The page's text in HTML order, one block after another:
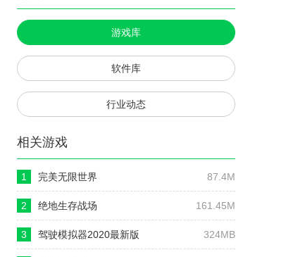
游戏库
软件库
行业动态
相关游戏
87.4M
1 完美无限世界
161.45M
2 绝地生存战场
324MB
3 驾驶模拟器2020最新版